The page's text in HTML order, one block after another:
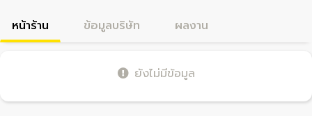
หน้าร้าน ข้อมูลบริษัท ผลงาน
ยังไม่มีข้อมูล